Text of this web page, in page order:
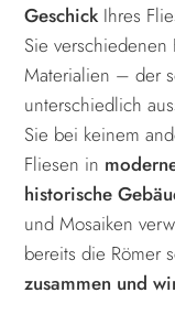
Geschick Ihres
Sie
Materialien – der
unterschiedlich
Sie bei keinem
Fliesen in
historische
und Mosaiken
bereits die Römer
zusammen und